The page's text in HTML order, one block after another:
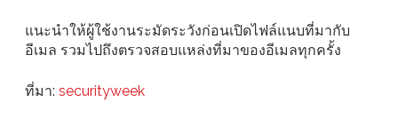
แนะนำให้ผู้ใช้งานระมัดระวังก่อนเปิดไฟล์แนบที่มากับ
อีเมล รวมไปถึงตรวจสอบแหล่งที่มาของอีเมลทุกครั้ง
ที่มา: securityweek